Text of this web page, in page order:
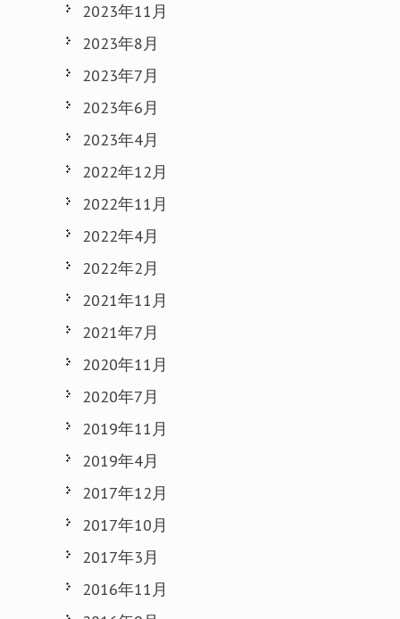
2023年11月
2023年8月
2023年7月
2023年6月
2023年4月
2022年12月
2022年11月
2022年4月
2022年2月
2021年11月
2021年7月
2020年11月
2020年7月
2019年11月
2019年4月
2017年12月
2017年10月
2017年3月
2016年11月